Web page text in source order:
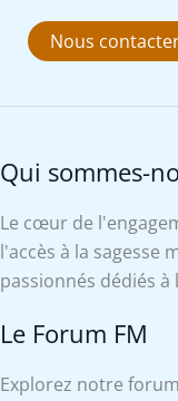
Nous
Qui sommes-
Le cœur de
l'accès à la sagesse
passionnés dédiés
Le Forum FM
Explorez notre